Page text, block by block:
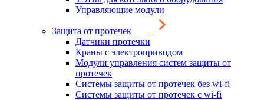
Управляющие модули
Защита от протечек
Датчики протечки
Краны с электроприводом
Модули управления систем защиты от
протечек
Системы защиты от протечек без wi-fi
Системы защиты от протечек с wi-fi